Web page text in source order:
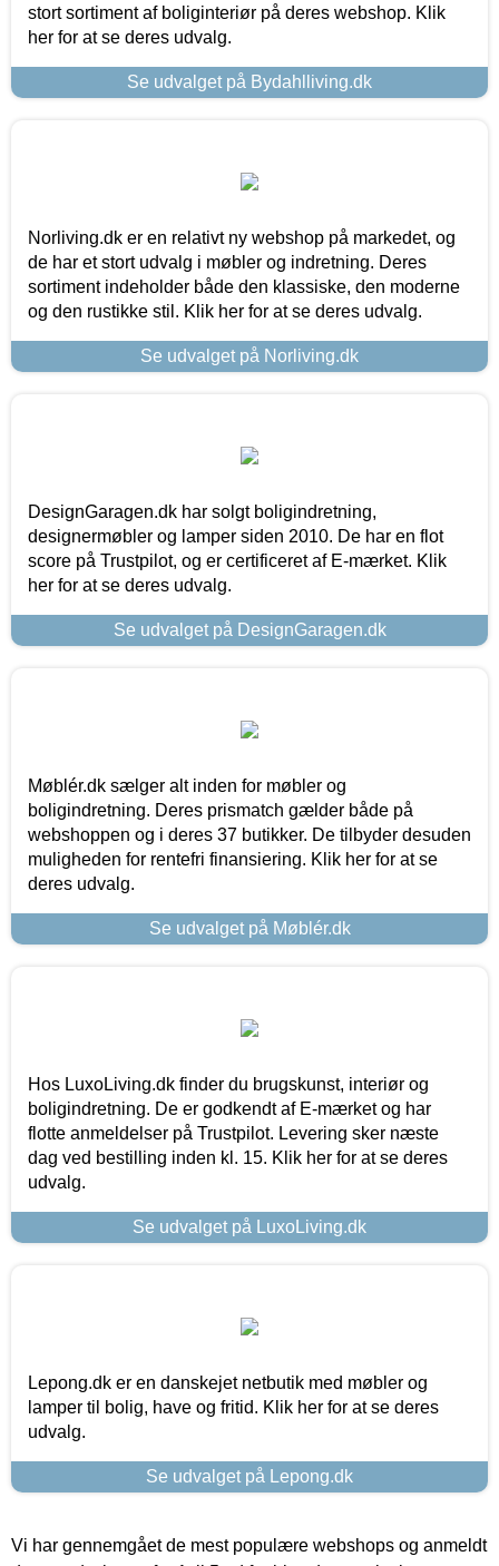
stort sortiment af boliginteriør på deres webshop. Klik
her for at se deres udvalg.
Se udvalget på Bydahlliving.dk
Norliving.dk er en relativt ny webshop på markedet, og
de har et stort udvalg i møbler og indretning. Deres
sortiment indeholder både den klassiske, den moderne
og den rustikke stil. Klik her for at se deres udvalg.
Se udvalget på Norliving.dk
DesignGaragen.dk har solgt boligindretning,
designermøbler og lamper siden 2010. De har en flot
score på Trustpilot, og er certificeret af E-mærket. Klik
her for at se deres udvalg.
Se udvalget på DesignGaragen.dk
Møblér.dk sælger alt inden for møbler og
boligindretning. Deres prismatch gælder både på
webshoppen og i deres 37 butikker. De tilbyder desuden
muligheden for rentefri finansiering. Klik her for at se
deres udvalg.
Se udvalget på Møblér.dk
Hos LuxoLiving.dk finder du brugskunst, interiør og
boligindretning. De er godkendt af E-mærket og har
flotte anmeldelser på Trustpilot. Levering sker næste
dag ved bestilling inden kl. 15. Klik her for at se deres
udvalg.
Se udvalget på LuxoLiving.dk
Lepong.dk er en danskejet netbutik med møbler og
lamper til bolig, have og fritid. Klik her for at se deres
udvalg.
Se udvalget på Lepong.dk
Vi har gennemgået de mest populære webshops og anmeldt